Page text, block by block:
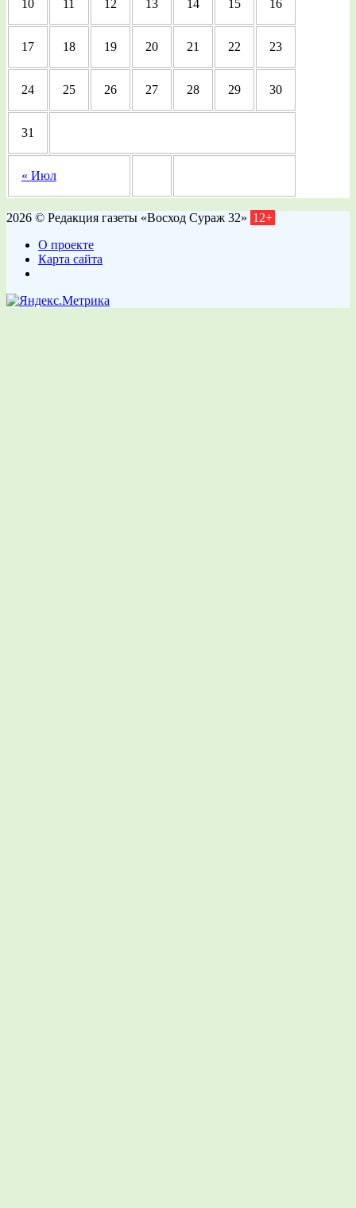
« Июл
10 11 12 13 14 15 16
17 18 19 20 21 22 23
24 25 26 27 28 29 30
31
2026 © Редакция газеты «Восход Сураж 32» 12+
О проекте
Карта сайта